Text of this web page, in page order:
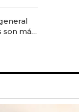
son más